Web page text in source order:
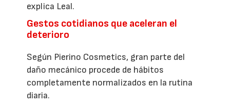
explica Leal.
Gestos cotidianos que aceleran el
deterioro
Según Pierino Cosmetics, gran parte del
daño mecánico procede de hábitos
completamente normalizados en la rutina
diaria.